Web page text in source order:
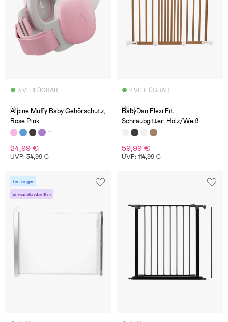
3 VERFÜGBAR
(3)
Alpine Muffy Baby Gehörschutz,
Rose Pink
24,99 €
UVP: 34,99 €
2 VERFÜGBAR
(164)
BabyDan Flexi Fit
Schraubgitter, Holz/Weiß
59,99 €
UVP: 114,99 €
Testsieger
Versandkostenfrei